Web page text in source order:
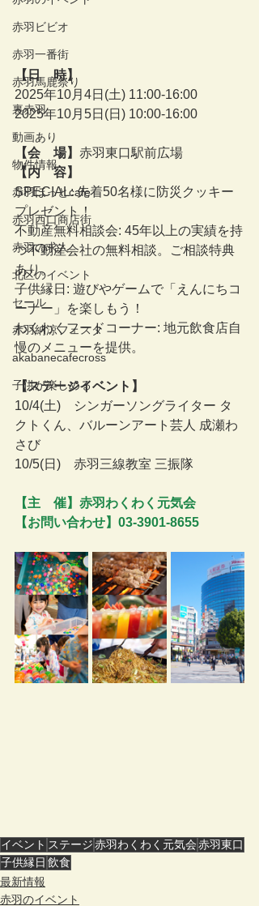
赤羽ビビオ
赤羽一番街
赤羽馬鹿祭り
裏赤羽
動画あり
物件情報
赤羽ほっとcafe
赤羽西口商店街
赤羽の求人
北区のイベント
セール
赤羽納涼フェスタ
akabanecafecross
子供が楽しめる
【日　時】
2025年10月4日(土) 11:00-16:00
2025年10月5日(日) 10:00-16:00
【会　場】 赤羽東口駅前広場
【内　容】
SPECIAL: 先着50名様に防災クッキー
プレゼント！
不動産無料相談会: 45年以上の実績を持
つ不動産会社の無料相談。ご相談特典
あり。
子供縁日: 遊びやゲームで「えんにちコ
ーナー」を楽しもう！
わくわくフードコーナー: 地元飲食店自
慢のメニューを提供。
【ステージイベント】
10/4(土)　シンガーソングライター タ
クトくん、バルーンアート芸人 成瀬わ
さび
10/5(日)　赤羽三線教室 三振隊
【主　催】赤羽わくわく元気会
【お問い合わせ】03-3901-8655
イベント ステージ赤羽わくわく元気会赤羽東口
子供縁日 飲食
最新情報
赤羽のイベント